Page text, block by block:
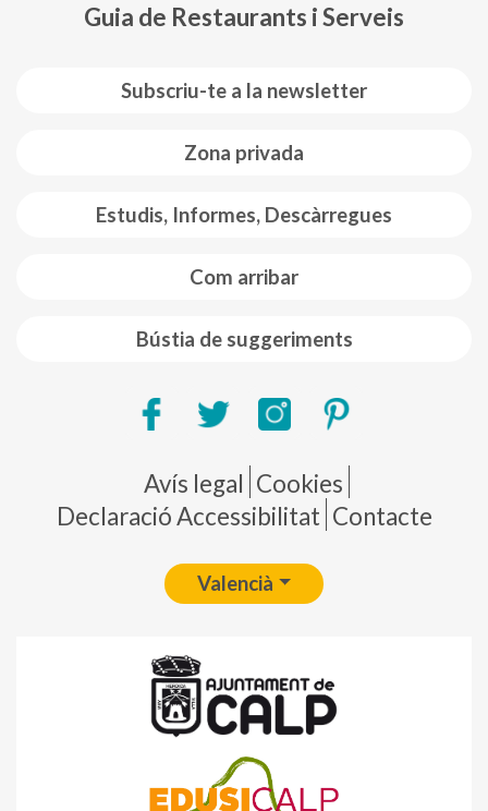
Subscriu-te a la newsletter
Zona privada
Estudis, Informes, Descàrregues
Com arribar
Bústia de suggeriments
Guia de Restaurants i Serveis
Pie de página
Avís legal Cookies
Declaració Accessibilitat Contacte
Valencià